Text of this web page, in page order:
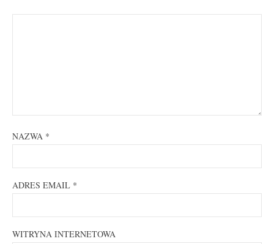
NAZWA *
ADRES EMAIL *
WITRYNA INTERNETOWA